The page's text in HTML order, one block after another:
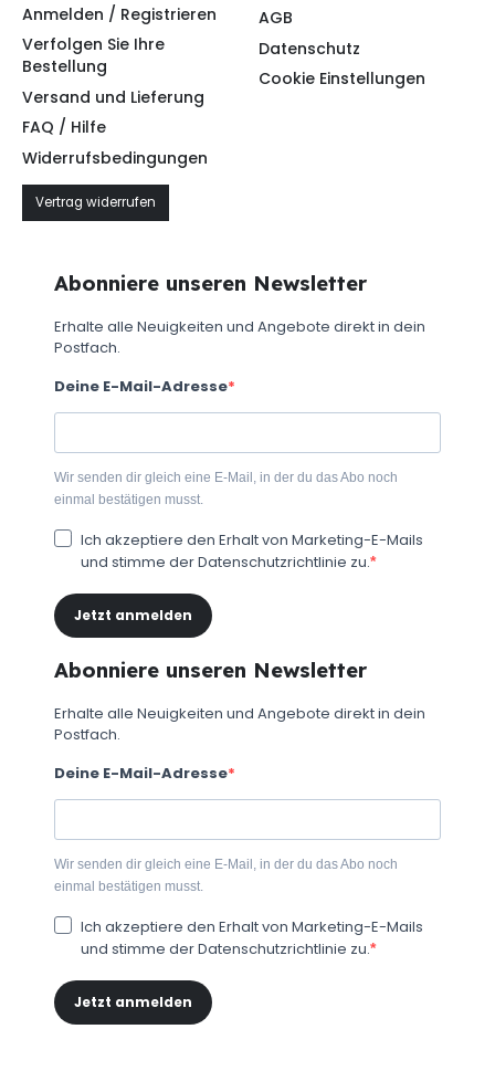
Anmelden / Registrieren
Verfolgen Sie Ihre
Bestellung
Versand und Lieferung
FAQ / Hilfe
Widerrufsbedingungen
Vertrag widerrufen
AGB
Datenschutz
Cookie Einstellungen
Abonniere unseren Newsletter
Erhalte alle Neuigkeiten und Angebote direkt in dein
Postfach.
Deine E-Mail-Adresse
Wir senden dir gleich eine E-Mail, in der du das Abo noch
einmal bestätigen musst.
Ich akzeptiere den Erhalt von Marketing-E-Mails
und stimme der Datenschutzrichtlinie zu.
Jetzt anmelden
Abonniere unseren Newsletter
Erhalte alle Neuigkeiten und Angebote direkt in dein
Postfach.
Deine E-Mail-Adresse
Wir senden dir gleich eine E-Mail, in der du das Abo noch
einmal bestätigen musst.
Ich akzeptiere den Erhalt von Marketing-E-Mails
und stimme der Datenschutzrichtlinie zu.
Jetzt anmelden